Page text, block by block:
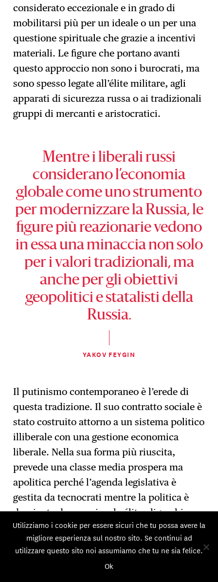
considerato eccezionale e in grado di
mobilitarsi più per un ideale o un per una
questione spirituale che grazie a incentivi
materiali. Le figure che portano avanti
questo approccio non sono i burocrati, ma
sono spesso legate all’élite militare, agli
apparati di sicurezza russa o ai tradizionali
gruppi di mercanti e aristocratici.
Mentre i liberali russi
considerano l’economia
globale come uno strumento
per modernizzare la Russia, le
figure più reazionarie vedono
in essa una minaccia non solo
per i valori tradizionali, ma
anche per gli obiettivi
geopolitici e statalisti della
Russia.
YAKOV FEYGIN
Il putinismo contemporaneo è l’erede di
questa tradizione. Il suo contratto sociale è
stato costruito attorno a un sistema politico
illiberale con una gestione economica
liberale. Nella sua forma più riuscita,
prevede una classe media prospera ma
apolitica perché l’agenda legislativa è
gestita da tecnocrati mentre la politica è
dominata da una piccola élite oligarchica
legata alle strutture di sicurezza 5 . Questo
consenso piuttosto stabile, che secondo la
mia opinione era il sogno di molti
riformatori e leader dell’ultima fase
Utilizziamo i cookie per essere sicuri che tu possa avere la
migliore esperienza sul nostro sito. Se continui ad
utilizzare questo sito noi assumiamo che tu ne sia felice.
Ok